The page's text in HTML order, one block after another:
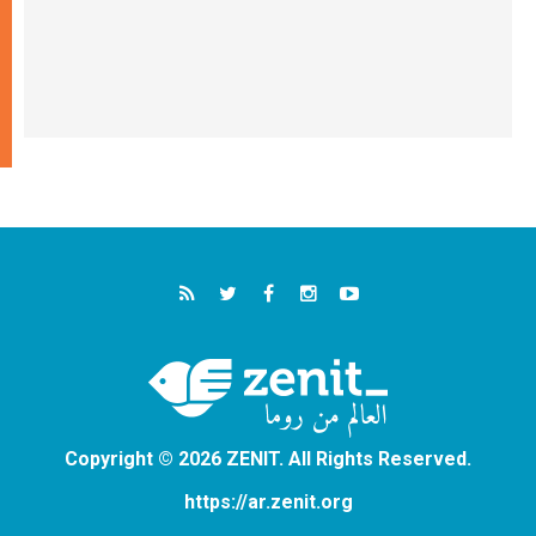
Copyright © 2026 ZENIT. All Rights Reserved.
https://ar.zenit.org